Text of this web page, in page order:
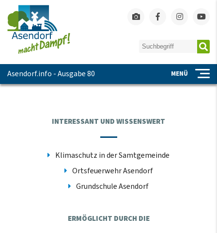
Asendorf.info - Ausgabe 80 MENÜ
INTERESSANT UND WISSENSWERT
Klimaschutz in der Samtgemeinde
Ortsfeuerwehr Asendorf
Grundschule Asendorf
ERMÖGLICHT DURCH DIE